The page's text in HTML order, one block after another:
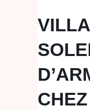
CHEZ